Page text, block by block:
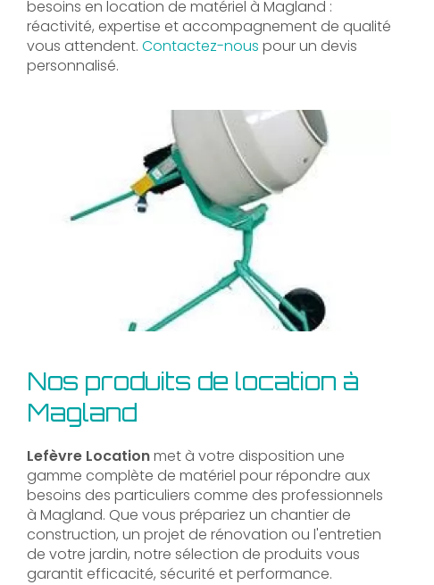
besoins en location de matériel à Magland :
réactivité, expertise et accompagnement de qualité
vous attendent. Contactez-nous pour un devis
personnalisé.
Nos produits de location à
Magland
Lefèvre Locationmet à votre disposition une
gamme complète de matériel pour répondre aux
besoins des particuliers comme des professionnels
à Magland. Que vous prépariez un chantier de
construction, un projet de rénovation ou l'entretien
de votre jardin, notre sélection de produits vous
garantit efficacité, sécurité et performance.